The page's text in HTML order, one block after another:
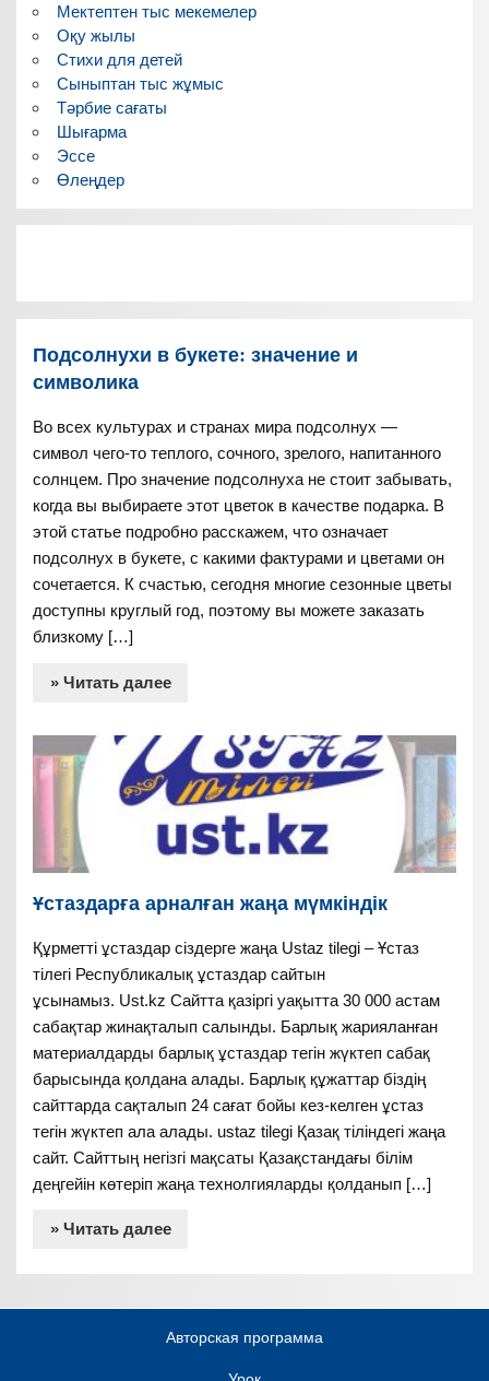
Мектептен тыс мекемелер
Оқу жылы
Стихи для детей
Сыныптан тыс жұмыс
Тәрбие сағаты
Шығарма
Эссе
Өлеңдер
Подсолнухи в букете: значение и
символика
Во всех культурах и странах мира подсолнух —
символ чего-то теплого, сочного, зрелого, напитанного
солнцем. Про значение подсолнуха не стоит забывать,
когда вы выбираете этот цветок в качестве подарка. В
этой статье подробно расскажем, что означает
подсолнух в букете, с какими фактурами и цветами он
сочетается. К счастью, сегодня многие сезонные цветы
доступны круглый год, поэтому вы можете заказать
близкому […]
» Читать далее
Ұстаздарға арналған жаңа мүмкіндік
Құрметті ұстаздар сіздерге жаңа Ustaz tilegi – Ұстаз
тілегі Республикалық ұстаздар сайтын
ұсынамыз. Ust.kz Сайтта қазіргі уақытта 30 000 астам
сабақтар жинақталып салынды. Барлық жарияланған
материалдарды барлық ұстаздар тегін жүктеп сабақ
барысында қолдана алады. Барлық құжаттар біздің
сайттарда сақталып 24 сағат бойы кез-келген ұстаз
тегін жүктеп ала алады. ustaz tilegi Қазақ тіліндегі жаңа
сайт. Сайттың негізгі мақсаты Қазақстандағы білім
деңгейін көтеріп жаңа технолгияларды қолданып […]
» Читать далее
Авторская программа